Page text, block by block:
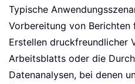
Typische
Vorbereitung von Berichten
Erstellen druckfreundlicher
Arbeitsblatts oder die
Datenanalysen, bei denen